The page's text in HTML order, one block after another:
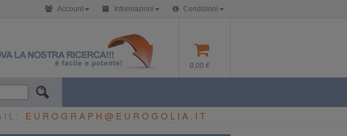
Account Informazioni Condizioni
0,00 €
EUROGRAPH@EUROGOLIA.IT